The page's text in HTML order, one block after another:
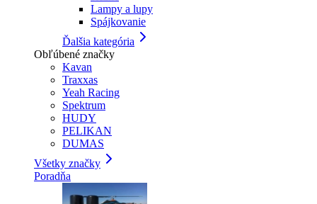
Lampy a lupy
Spájkovanie
Ďalšia kategória
Obľúbené značky
Kavan
Traxxas
Yeah Racing
Spektrum
HUDY
PELIKAN
DUMAS
Všetky značky
Poradňa